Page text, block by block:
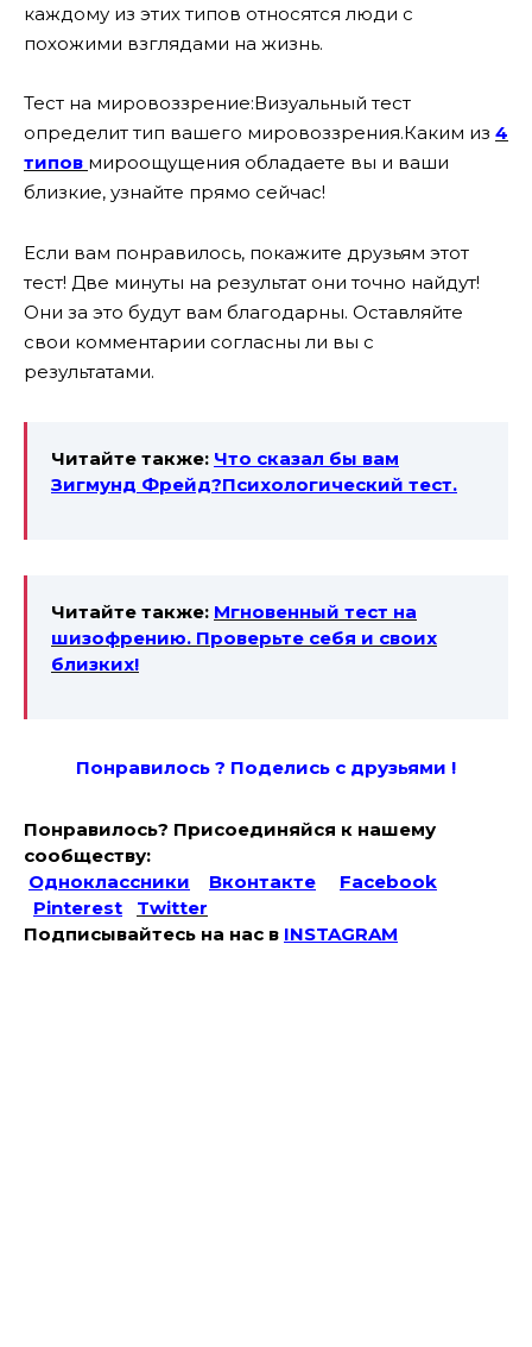
каждому из этих типов относятся люди с
похожими взглядами на жизнь.
Тест на мировоззрение:Визуальный тест
определит тип вашего мировоззрения.Каким из 4
типов мироощущения обладаете вы и ваши
близкие, узнайте прямо сейчас!
Если вам понравилось, покажите друзьям этот
тест! Две минуты на результат они точно найдут!
Они за это будут вам благодарны. Оставляйте
свои комментарии согласны ли вы с
результатами.
Читайте также: Что сказал бы вам
Зигмунд Фрейд?Психологический тест.
Читайте также: Мгновенный тест на
шизофрению. Проверьте себя и своих
близких!
Понравилось ? Поделись с друзьями !
Понравилось? Присоединяйся к нашему
сообществу:
Одноклассники
Вконтакте
Facebook
Pinterest
Twitter
Подписывайтесь на наc в INSTAGRAM